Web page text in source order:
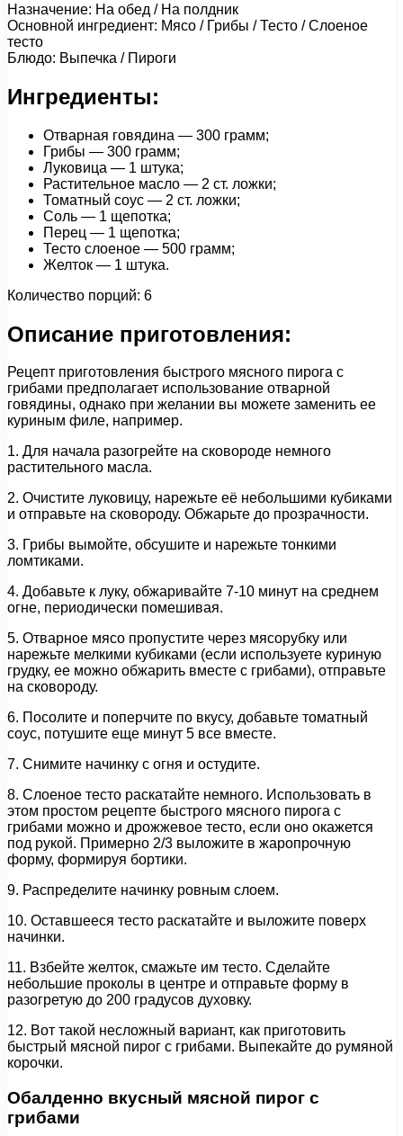
Назначение: На обед / На полдник
Основной ингредиент: Мясо / Грибы / Тесто / Слоеное
тесто
Блюдо: Выпечка / Пироги
Ингредиенты:
Отварная говядина — 300 грамм;
Грибы — 300 грамм;
Луковица — 1 штука;
Растительное масло — 2 ст. ложки;
Томатный соус — 2 ст. ложки;
Соль — 1 щепотка;
Перец — 1 щепотка;
Тесто слоеное — 500 грамм;
Желток — 1 штука.
Количество порций: 6
Описание приготовления:
Рецепт приготовления быстрого мясного пирога с
грибами предполагает использование отварной
говядины, однако при желании вы можете заменить ее
куриным филе, например.
1. Для начала разогрейте на сковороде немного
растительного масла.
2. Очистите луковицу, нарежьте её небольшими кубиками
и отправьте на сковороду. Обжарьте до прозрачности.
3. Грибы вымойте, обсушите и нарежьте тонкими
ломтиками.
4. Добавьте к луку, обжаривайте 7-10 минут на среднем
огне, периодически помешивая.
5. Отварное мясо пропустите через мясорубку или
нарежьте мелкими кубиками (если используете куриную
грудку, ее можно обжарить вместе с грибами), отправьте
на сковороду.
6. Посолите и поперчите по вкусу, добавьте томатный
соус, потушите еще минут 5 все вместе.
7. Снимите начинку с огня и остудите.
8. Слоеное тесто раскатайте немного. Использовать в
этом простом рецепте быстрого мясного пирога с
грибами можно и дрожжевое тесто, если оно окажется
под рукой. Примерно 2/3 выложите в жаропрочную
форму, формируя бортики.
9. Распределите начинку ровным слоем.
10. Оставшееся тесто раскатайте и выложите поверх
начинки.
11. Взбейте желток, смажьте им тесто. Сделайте
небольшие проколы в центре и отправьте форму в
разогретую до 200 градусов духовку.
12. Вот такой несложный вариант, как приготовить
быстрый мясной пирог с грибами. Выпекайте до румяной
корочки.
Обалденно вкусный мясной пирог с
грибами